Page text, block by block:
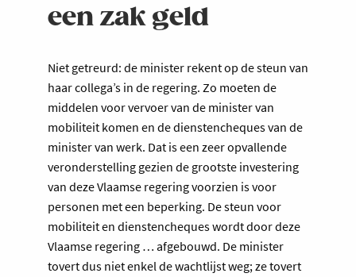
een zak geld
Niet getreurd: de minister rekent op de steun van
haar collega’s in de regering. Zo moeten de
middelen voor vervoer van de minister van
mobiliteit komen en de dienstencheques van de
minister van werk. Dat is een zeer opvallende
veronderstelling gezien de grootste investering
van deze Vlaamse regering voorzien is voor
personen met een beperking. De steun voor
mobiliteit en dienstencheques wordt door deze
Vlaamse regering … afgebouwd. De minister
tovert dus niet enkel de wachtlijst weg; ze tovert